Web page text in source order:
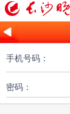
手机号码：
密码：